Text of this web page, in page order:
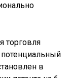
торговля
в